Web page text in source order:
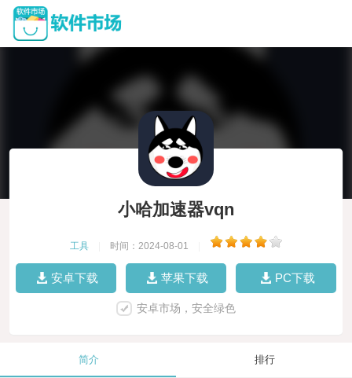
小哈加速器vqn
工具 时间：2024-08-01
安卓下载 苹果下载 PC下载
安卓市场，安全绿色
简介 排行